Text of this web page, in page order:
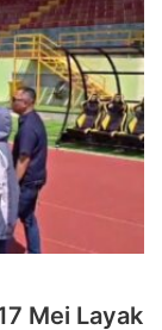
Mei Layak